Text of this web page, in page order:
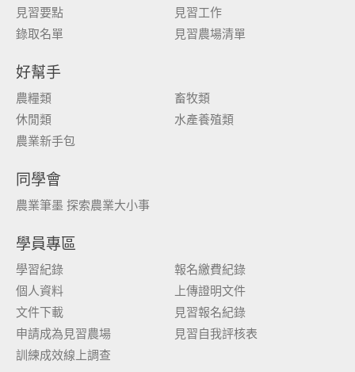
見習要點
見習工作
錄取名單
見習農場清單
好幫手
農糧類
畜牧類
休閒類
水產養殖類
農業新手包
同學會
農業筆墨 探索農業大小事
學員專區
學習紀錄
報名繳費紀錄
個人資料
上傳證明文件
文件下載
見習報名紀錄
申請成為見習農場
見習自我評核表
訓練成效線上調查